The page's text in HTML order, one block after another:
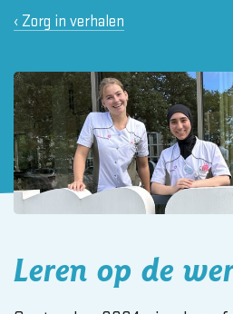
Zorg in verhalen
Leren op de